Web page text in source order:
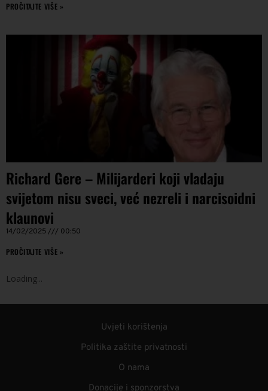
PROČITAJTE VIŠE »
Richard Gere – Milijarderi koji vladaju
svijetom nisu sveci, već nezreli i narcisoidni
klaunovi
14/02/2025 00:50
PROČITAJTE VIŠE »
Loading ..
Uvjeti korištenja
Politika zaštite privatnosti
O nama
Donacije i sponzorstva